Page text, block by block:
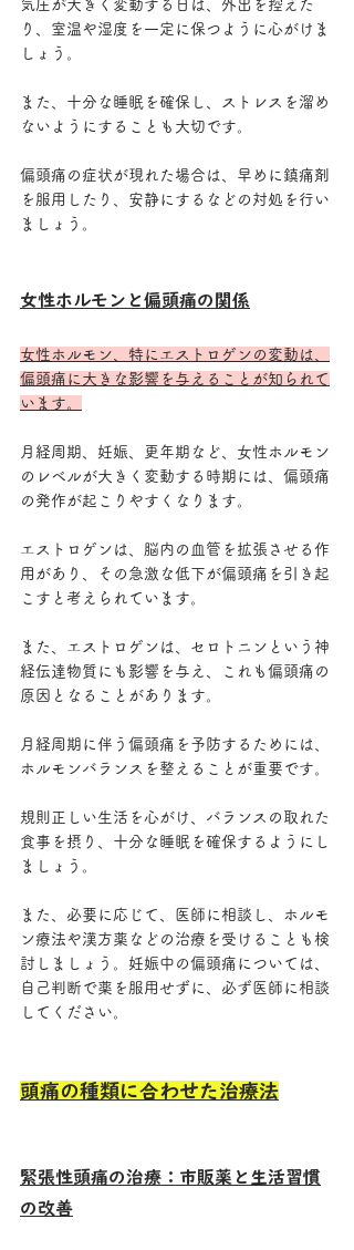
気圧が大きく変動する日は、外出を控えた
り、室温や湿度を一定に保つように心がけま
しょう。
また、十分な睡眠を確保し、ストレスを溜め
ないようにすることも大切です。
偏頭痛の症状が現れた場合は、早めに鎮痛剤
を服用したり、安静にするなどの対処を行い
ましょう。
女性ホルモンと偏頭痛の関係
女性ホルモン、特にエストロゲンの変動は、
偏頭痛に大きな影響を与えることが知られて
います。
月経周期、妊娠、更年期など、女性ホルモン
のレベルが大きく変動する時期には、偏頭痛
の発作が起こりやすくなります。
エストロゲンは、脳内の血管を拡張させる作
用があり、その急激な低下が偏頭痛を引き起
こすと考えられています。
また、エストロゲンは、セロトニンという神
経伝達物質にも影響を与え、これも偏頭痛の
原因となることがあります。
月経周期に伴う偏頭痛を予防するためには、
ホルモンバランスを整えることが重要です。
規則正しい生活を心がけ、バランスの取れた
食事を摂り、十分な睡眠を確保するようにし
ましょう。
また、必要に応じて、医師に相談し、ホルモ
ン療法や漢方薬などの治療を受けることも検
討しましょう。妊娠中の偏頭痛については、
自己判断で薬を服用せずに、必ず医師に相談
してください。
頭痛の種類に合わせた治療法
緊張性頭痛の治療：市販薬と生活習慣
の改善